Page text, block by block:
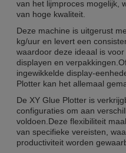
van het lijmproces mogelijk,
van hoge kwaliteit.
Deze machine is uitgerust
kg/uur en levert een
waardoor deze ideaal is
displayen en
ingewikkelde display-
Plotter kan het allemaal
De XY Glue Plotter is
configuraties om aan
voldoen.Deze flexibiliteit
van specifieke vereisten,
productiviteit worden